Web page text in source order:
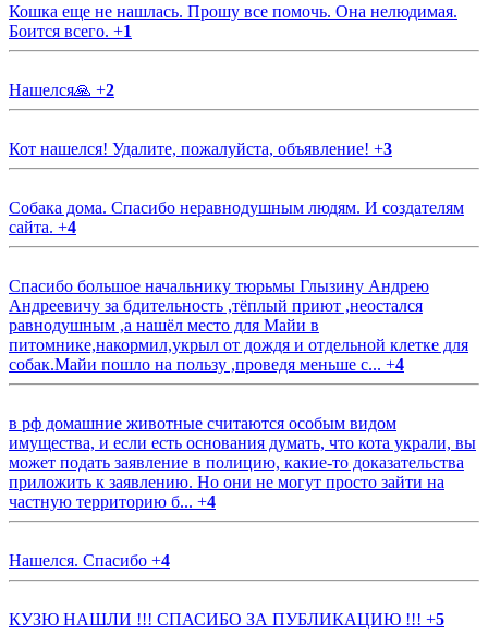
Кошка еще не нашлась. Прошу все помочь. Она нелюдимая.
Боится всего. +1
Нашелся🙏 +2
Кот нашелся! Удалите, пожалуйста, объявление! +3
Собака дома. Спасибо неравнодушным людям. И создателям
сайта. +4
Спасибо большое начальнику тюрьмы Глызину Андрею
Андреевичу за бдительность ,тёплый приют ,неостался
равнодушным ,а нашёл место для Майи в
питомнике,накормил,укрыл от дождя и отдельной клетке для
собак.Майи пошло на пользу ,проведя меньше с... +4
в рф домашние животные считаются особым видом
имущества, и если есть основания думать, что кота украли, вы
может подать заявление в полицию, какие-то доказательства
приложить к заявлению. Но они не могут просто зайти на
частную территорию б... +4
Нашелся. Спасибо +4
КУЗЮ НАШЛИ !!! СПАСИБО ЗА ПУБЛИКАЦИЮ !!! +5